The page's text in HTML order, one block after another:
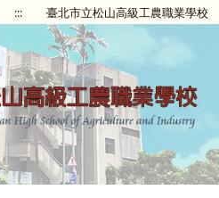
::: 臺北市立松山高級工農職業學校